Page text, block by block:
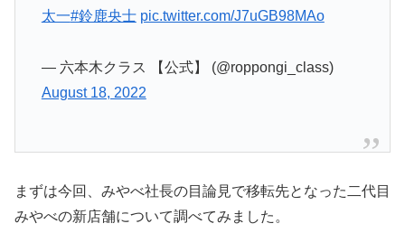
太一#鈴鹿央士 pic.twitter.com/J7uGB98MAo
— 六本木クラス 【公式】 (@roppongi_class)
August 18, 2022
まずは今回、みやべ社長の目論見で移転先となった二代目
みやべの新店舗について調べてみました。